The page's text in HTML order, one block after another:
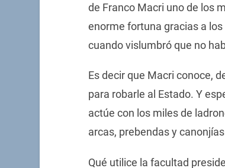
de Franco Macri uno de los
enorme fortuna gracias a
cuando vislumbró que no
Es decir que Macri conoce,
para robarle al Estado. Y
actúe con los miles de
arcas, prebendas y
Qué utilice la facultad